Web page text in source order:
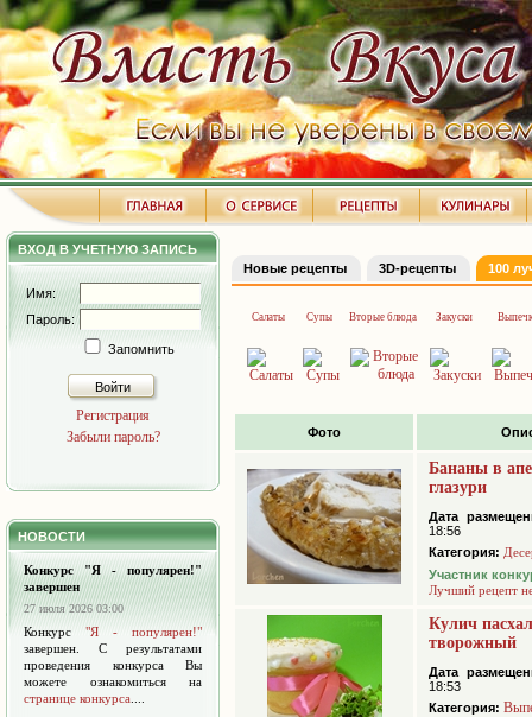
ВХОД В УЧЕТНУЮ ЗАПИСЬ
Имя:
Пароль:
Запомнить
Войти
Регистрация
Забыли пароль?
НОВОСТИ
Конкурс "Я - популярен!"
завершен
27 июля 2026 03:00
Конкурс "Я - популярен!"
завершен. С результатами
проведения конкурса Вы
можете ознакомиться на
странице конкурса
Новые рецепты 3D-рецепты 100
Салаты Супы Вторые блюда Закуски
Фото
Бананы в
глазури
Дата
18:56
Категория:
Участник
Лучший рецепт
Кулич
творожный
Дата
18:53
Категория: